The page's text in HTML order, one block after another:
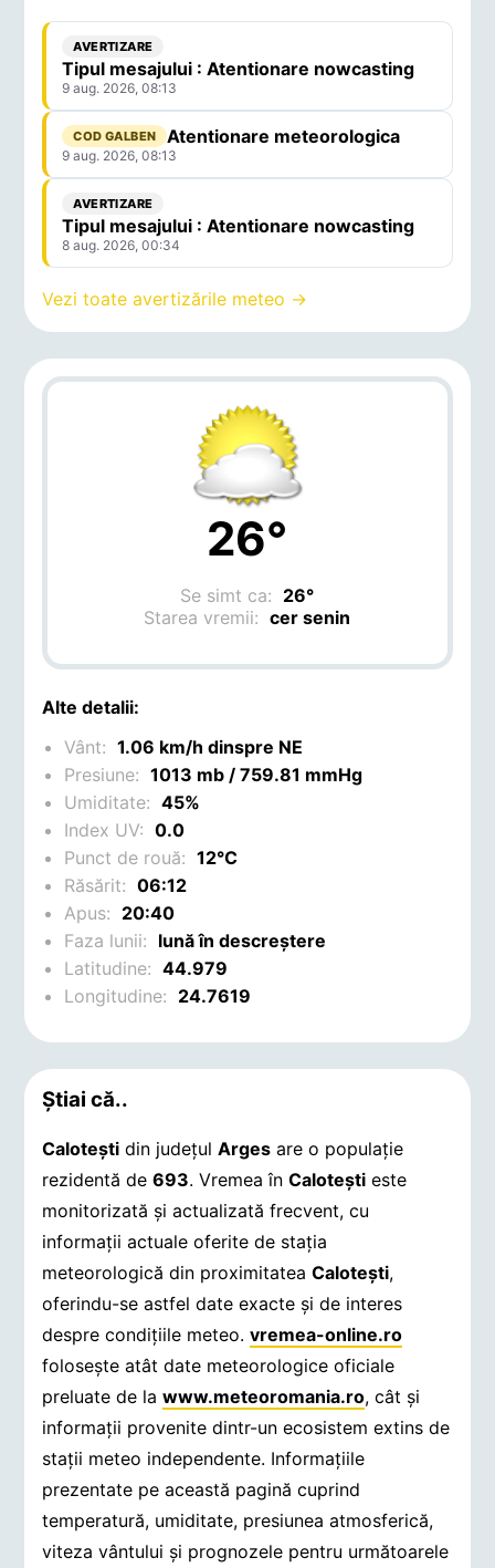
AVERTIZARE
Tipul mesajului : Atentionare nowcasting
9 aug. 2026, 08:13
COD GALBEN Atentionare meteorologica
9 aug. 2026, 08:13
AVERTIZARE
Tipul mesajului : Atentionare nowcasting
8 aug. 2026, 00:34
Vezi toate avertizările meteo →
26°
Se simt ca: 26°
Starea vremii:cer senin
Alte detalii:
Vânt:1.06 km/h dinspre NE
Presiune:1013 mb / 759.81 mmHg
Umiditate:45%
Index UV:0.0
Punct de rouă:12°C
Răsărit:06:12
Apus: 20:40
Faza lunii: lună în descreștere
Latitudine:44.979
Longitudine: 24.7619
Știai că..
Caloteşti din județulArges are o populație
rezidentă de693. Vremea înCaloteşti este
monitorizată și actualizată frecvent, cu
informații actuale oferite de stația
meteorologică din proximitateaCaloteşti,
oferindu-se astfel date exacte și de interes
despre condițiile meteo.vremea-online.ro
folosește atât date meteorologice oficiale
preluate de lawww.meteoromania.ro, cât și
informații provenite dintr-un ecosistem extins de
stații meteo independente. Informațiile
prezentate pe această pagină cuprind
temperatură, umiditate, presiunea atmosferică,
viteza vântului și prognozele pentru următoarele